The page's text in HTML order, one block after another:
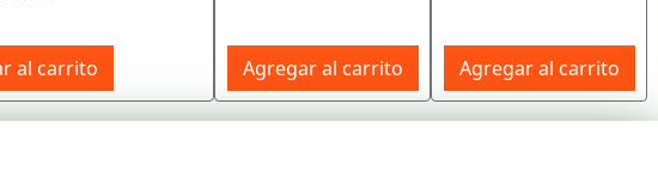
al carrito Agregar al carrito Agregar al carrito